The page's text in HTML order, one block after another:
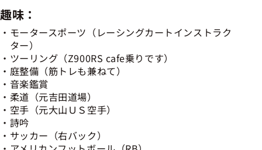
趣味：
モータースポーツ（レーシングカートインストラク
ター）
ツーリング（Z900RS cafe乗りです）
庭整備（筋トレも兼ねて）
音楽鑑賞
柔道（元吉田道場）
空手（元大山ＵＳ空手）
詩吟
サッカー（右バック）